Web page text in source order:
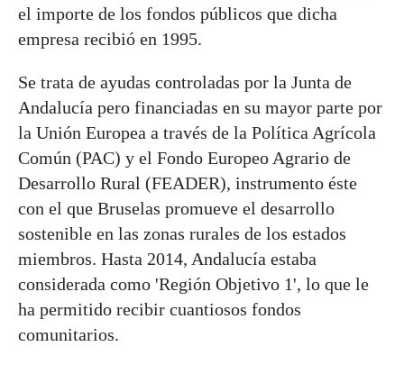
el importe de los fondos públicos que dicha
empresa recibió en 1995.
Se trata de ayudas controladas por la Junta de
Andalucía pero financiadas en su mayor parte por
la Unión Europea a través de la Política Agrícola
Común (PAC) y el Fondo Europeo Agrario de
Desarrollo Rural (FEADER), instrumento éste
con el que Bruselas promueve el desarrollo
sostenible en las zonas rurales de los estados
miembros. Hasta 2014, Andalucía estaba
considerada como 'Región Objetivo 1', lo que le
ha permitido recibir cuantiosos fondos
comunitarios.